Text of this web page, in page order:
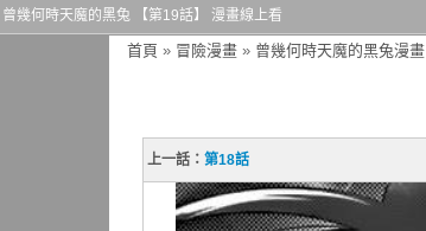
曾幾何時天魔的黑兔 【第19話】 漫畫線上看
首頁 » 冒險漫畫 » 曾幾何時天魔的黑兔漫畫
上一話： 第18話